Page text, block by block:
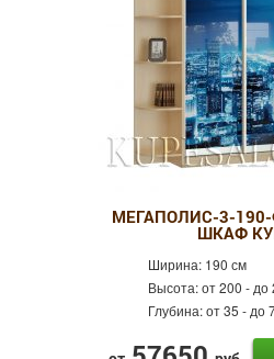
МЕГАПОЛИС-3-
ШКАФ
Ширина: 190 см
Высота:от 200 - до
Глубина:от 35 - до